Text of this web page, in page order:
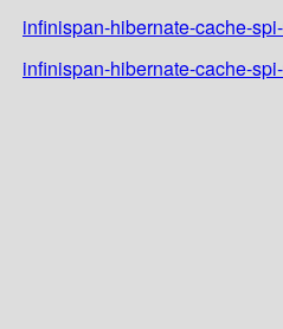
infinispan-hibernate-cache-
infinispan-hibernate-cache-